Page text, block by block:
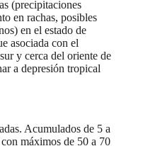
(precipitaciones
en rachas, posibles
en el estado de
asociada con el
y cerca del oriente de
a depresión tropical
Acumulados de 5 a
máximos de 50 a 70